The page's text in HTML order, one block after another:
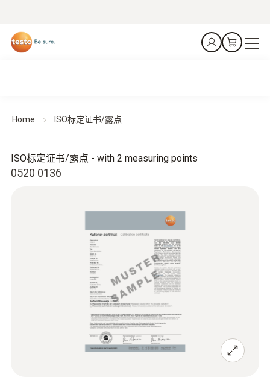
Home ISO标定证书/露点
0520 0136
ISO标定证书/露点 - with 2 measuring points